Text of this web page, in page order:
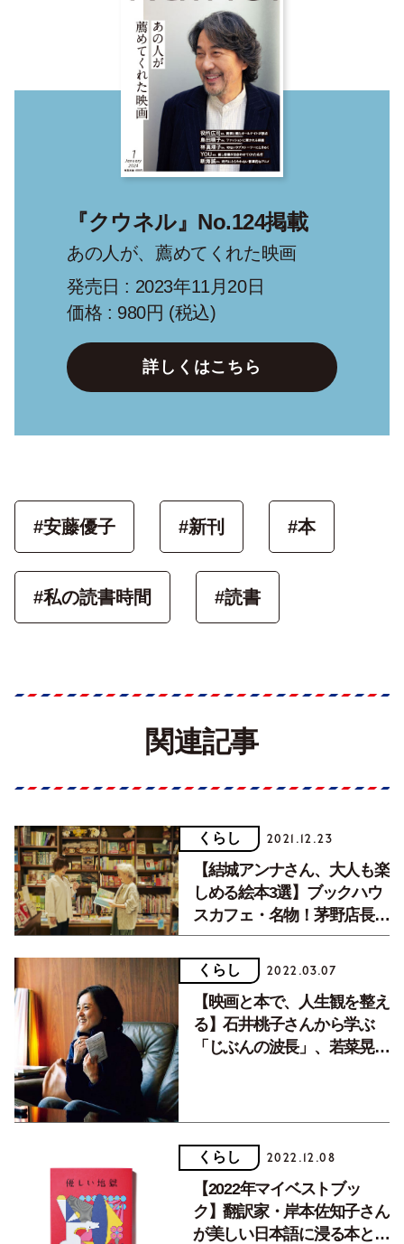
『クウネル』No.124掲載
あの人が、薦めてくれた映画
発売日 : 2023年11月20日
価格 : 980円 (税込)
詳しくはこちら
#安藤優子 #新刊 #本
#私の読書時間 #読書
関連記事
くらし 2021.12.23
【結城アンナさん、大人も楽
しめる絵本3選】ブックハウ
スカフェ・名物！茅野店長を
訪ねて。
くらし 2022.03.07
【映画と本で、人生観を整え
る】石井桃子さんから学ぶ
「じぶんの波長」、若菜晃子
くらし 2022.12.08
【2022年マイベストブッ
ク】翻訳家・岸本佐知子さん
が美しい日本語に浸る本と